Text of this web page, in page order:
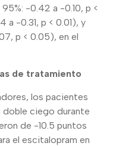
-0.42 a -0.10, p <
-0.31, p < 0.01), y
p < 0.05), en el
de tratamiento
los pacientes
doble ciego durante
de -10.5 puntos
el escitalopram en